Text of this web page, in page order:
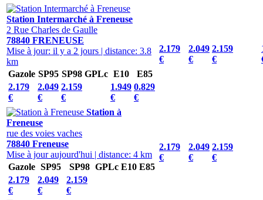
Station Intermarché à Freneuse
2 Rue Charles de Gaulle
78840 FRENEUSE
Mise à jour: il y a 2 jours | distance: 3.8
km
Gazole SP95 SP98 GPLc E10
E85
2.179
€
2.049
€
2.159
€
1.949
€
0.829
€
2.179
€
2.049
€
2.159
€
Station à
Freneuse
rue des voies vaches
78840 Freneuse
Mise à jour aujourd'hui | distance: 4 km
Gazole SP95 SP98 GPLc E10 E85
2.179
€
2.049
€
2.159
€
2.179
€
2.049
€
2.159
€